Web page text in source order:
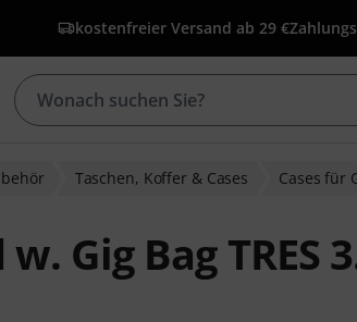
kostenfreier Versand ab 29 €
Taschen, Koffer & Cases Cases für
Gig Bag TRES